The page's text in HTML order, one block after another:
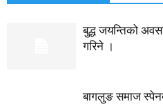
बुद्ध जयन्तिको
गरिने ।
बागलुङ समाज